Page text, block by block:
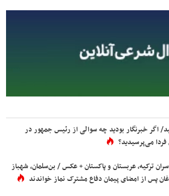
اگر خبرنگار بودید چه سوالی از رئیس جمهور در
می‌پرسیدید؟
ترکیه، عربستان و پاکستان + عکس / بن‌سلمان، شهباز
پس از امضای پیمان دفاع مشترک نماز خواندند